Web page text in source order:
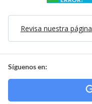
Revisa nuestra
Síguenos en: